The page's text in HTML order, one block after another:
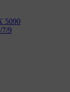
5090
7/9